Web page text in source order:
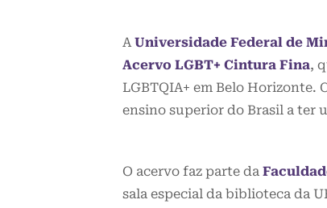
AUniversidade Federal de
Acervo LGBT+ Cintura Fina,
LGBTQIA+ em Belo
ensino superior do Brasil a ter
O acervo faz parte da
sala especial da biblioteca da